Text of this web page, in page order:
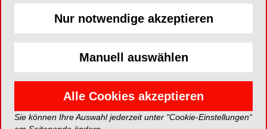
PRODUKTE
Nur notwendige akzeptieren
Manuell auswählen
Alle Cookies akzeptieren
Sie können Ihre Auswahl jederzeit unter "Cookie-Einstellungen“